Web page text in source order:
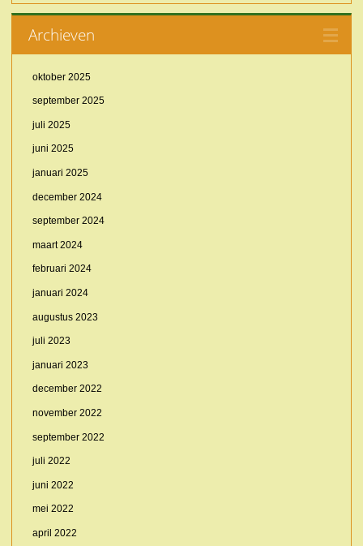
Archieven
oktober 2025
september 2025
juli 2025
juni 2025
januari 2025
december 2024
september 2024
maart 2024
februari 2024
januari 2024
augustus 2023
juli 2023
januari 2023
december 2022
november 2022
september 2022
juli 2022
juni 2022
mei 2022
april 2022